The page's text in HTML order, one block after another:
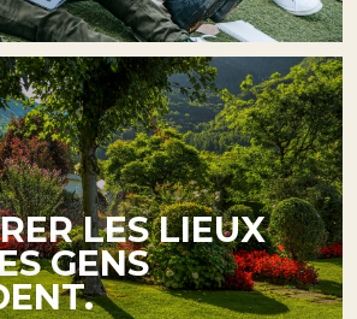
LES LIEUX
GENS